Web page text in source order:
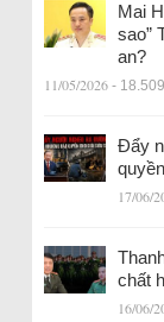
Mai
sao”
an?
11/05/2026 -
Đẩy
17/06/
chất
16/06/